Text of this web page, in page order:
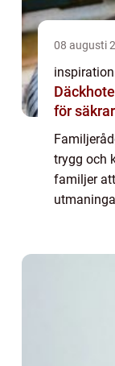
08 augusti
inspiration
Däckhotell
för
trygg och
familjer